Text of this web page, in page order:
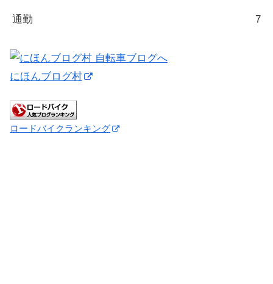
通勤 7
にほんブログ村
ロードバイクランキング